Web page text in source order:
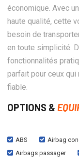
économique. Avec
haute qualité, cette
besoin de
en toute simplicité.
fonctionnalités
parfait pour ceux qui
fiable.
OPTIONS &
ABS Airbag
Airbags passager